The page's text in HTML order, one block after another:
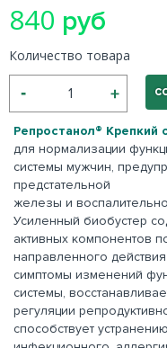
Репростанол® Крепкий
для нормализации
системы мужчин,
предстательной
железы и
Усиленный биобустер
активных компонентов
направленного
симптомы изменений
системы,
регуляции
способствует
840 руб
Количество товара